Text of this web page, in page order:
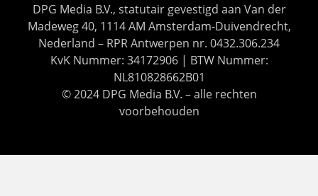
DPG Media B.V., statutair gevestigd aan Van der
Madeweg 40, 1114 AM Amsterdam-Duivendrecht,
Nederland – RPR Antwerpen nr. 0432.306.234
KvK Nummer: 34172906 | BTW Nummer:
NL810828662B01
© 2024 DPG Media B.V. – alle rechten
voorbehouden